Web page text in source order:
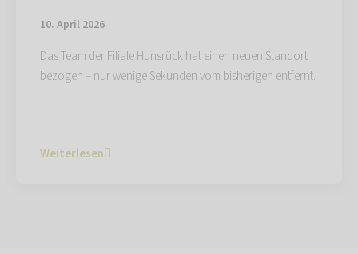
10. April 2026
Das Team der Filiale Hunsrück hat einen neuen Standort
bezogen – nur wenige Sekunden vom bisherigen entfernt.
Weiterlesen